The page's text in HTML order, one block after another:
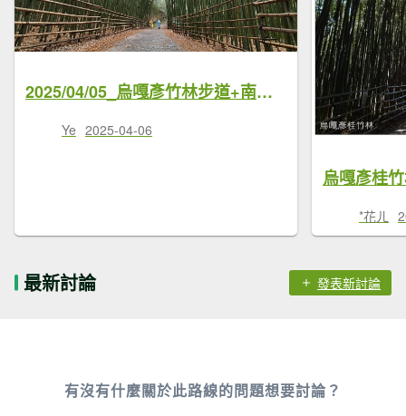
2025/04/05_烏嘎彥竹林步道+南勢山北峰+熊佧山 O型
Ye 2025-04-06
烏嘎彥桂
*花ㄦ
最新討論 發表新討論
有沒有什麼關於此路線的問題想要討論？